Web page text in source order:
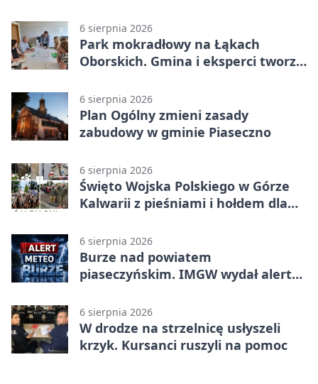
6 sierpnia 2026
Park mokradłowy na Łąkach
Oborskich. Gmina i eksperci tworzą
6 sierpnia 2026
Plan Ogólny zmieni zasady
zabudowy w gminie Piaseczno
6 sierpnia 2026
Święto Wojska Polskiego w Górze
Kalwarii z pieśniami i hołdem dla
6 sierpnia 2026
Burze nad powiatem
piaseczyńskim. IMGW wydał alert
6 sierpnia 2026
W drodze na strzelnicę usłyszeli
krzyk. Kursanci ruszyli na pomoc